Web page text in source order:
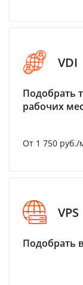
VDI
Подобрать
рабочих
От 1 750 руб./
VPS
Подобрать